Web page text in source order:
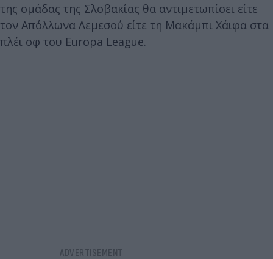
της ομάδας της Σλοβακίας θα αντιμετωπίσει είτε
τον Απόλλωνα Λεμεσού είτε τη Μακάμπι Χάιφα στα
πλέι οφ του Europa League.